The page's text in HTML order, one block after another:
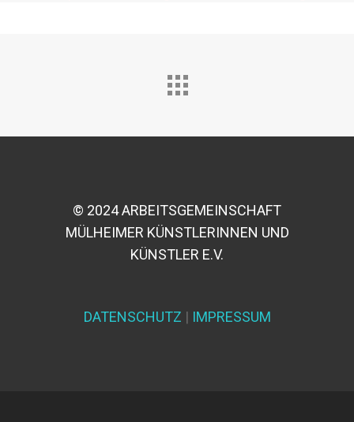
© 2024 ARBEITSGEMEINSCHAFT
MÜLHEIMER KÜNSTLERINNEN UND
KÜNSTLER E.V.
DATENSCHUTZ | IMPRESSUM